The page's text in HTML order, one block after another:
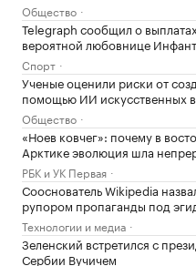
Общество
Telegraph сообщил о
вероятной любовнице
Спорт
Ученые оценили риски от
помощью ИИ искусственных
Общество
«Ноев ковчег»: почему в
Арктике эволюция шла
РБК и УК Первая
Сооснователь Wikipedia
рупором пропаганды под
Технологии и медиа
Зеленский встретился с
Сербии Вучичем